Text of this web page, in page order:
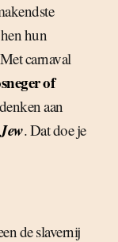
hun
carnaval
of
aan
. Dat doe je
de slavernij